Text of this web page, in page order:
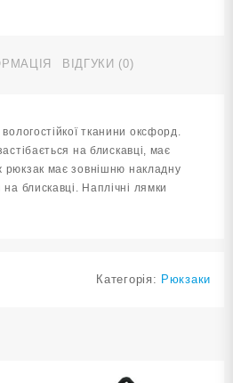
ВІДГУКИ (0)
тканини оксфорд.
на блискавці, має
має зовнішню накладну
блискавці. Наплічні лямки
Категорія: Рюкзаки